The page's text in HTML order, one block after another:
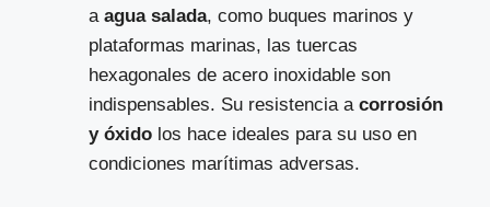
a agua salada, como buques marinos y
plataformas marinas, las tuercas
hexagonales de acero inoxidable son
indispensables. Su resistencia a corrosión
y óxido los hace ideales para su uso en
condiciones marítimas adversas.